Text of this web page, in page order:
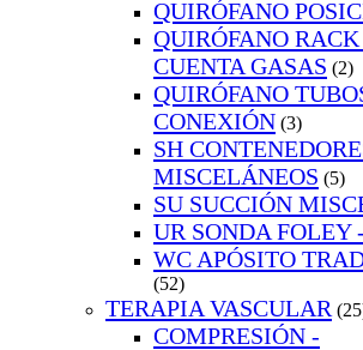
QUIRÓFANO
QUIRÓFANO
CUENTA GASAS (2)
QUIRÓFANO
CONEXIÓN (3)
SH
MISCELÁNEOS (5)
SU SUCCIÓN
UR SONDA FOLEY
WC APÓSITO
(52)
TERAPIA VASCULAR
COMPRESIÓN -